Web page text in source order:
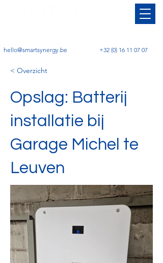
hello@smartsynergy.be +32 (0) 16 11 07 07
< Overzicht
Opslag: Batterij
installatie bij
Garage Michel te
Leuven